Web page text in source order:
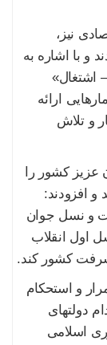
نیز،
و با اشاره به
اشتغال»
ارائه
و تلاش
عزیز کشور را
و افزودند:
و نسل جوان
اول انقلاب
کشور کند.
و استحکام
دولتهای
اسلامی